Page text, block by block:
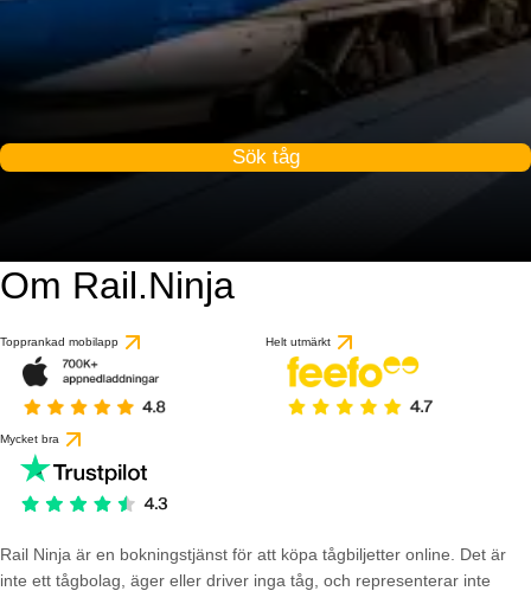
Sök tåg
Om Rail.Ninja
Topprankad mobilapp Helt utmärkt
Mycket bra
Rail Ninja är en bokningstjänst för att köpa tågbiljetter online. Det är
inte ett tågbolag, äger eller driver inga tåg, och representerar inte